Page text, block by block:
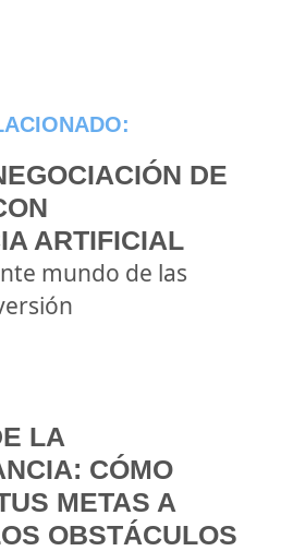
DE
ARTIFICIAL
mundo de las
LA
CÓMO
METAS A
OBSTÁCULOS